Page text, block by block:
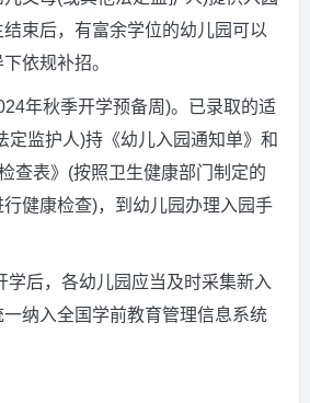
束后，有富余学位的幼儿园可以
依规补招。
年秋季开学预备周)。已录取的适
定监护人)持《幼儿入园通知单》和
查表》(按照卫生健康部门制定的
健康检查)，到幼儿园办理入园手
学后，各幼儿园应当及时采集新入
纳入全国学前教育管理信息系统